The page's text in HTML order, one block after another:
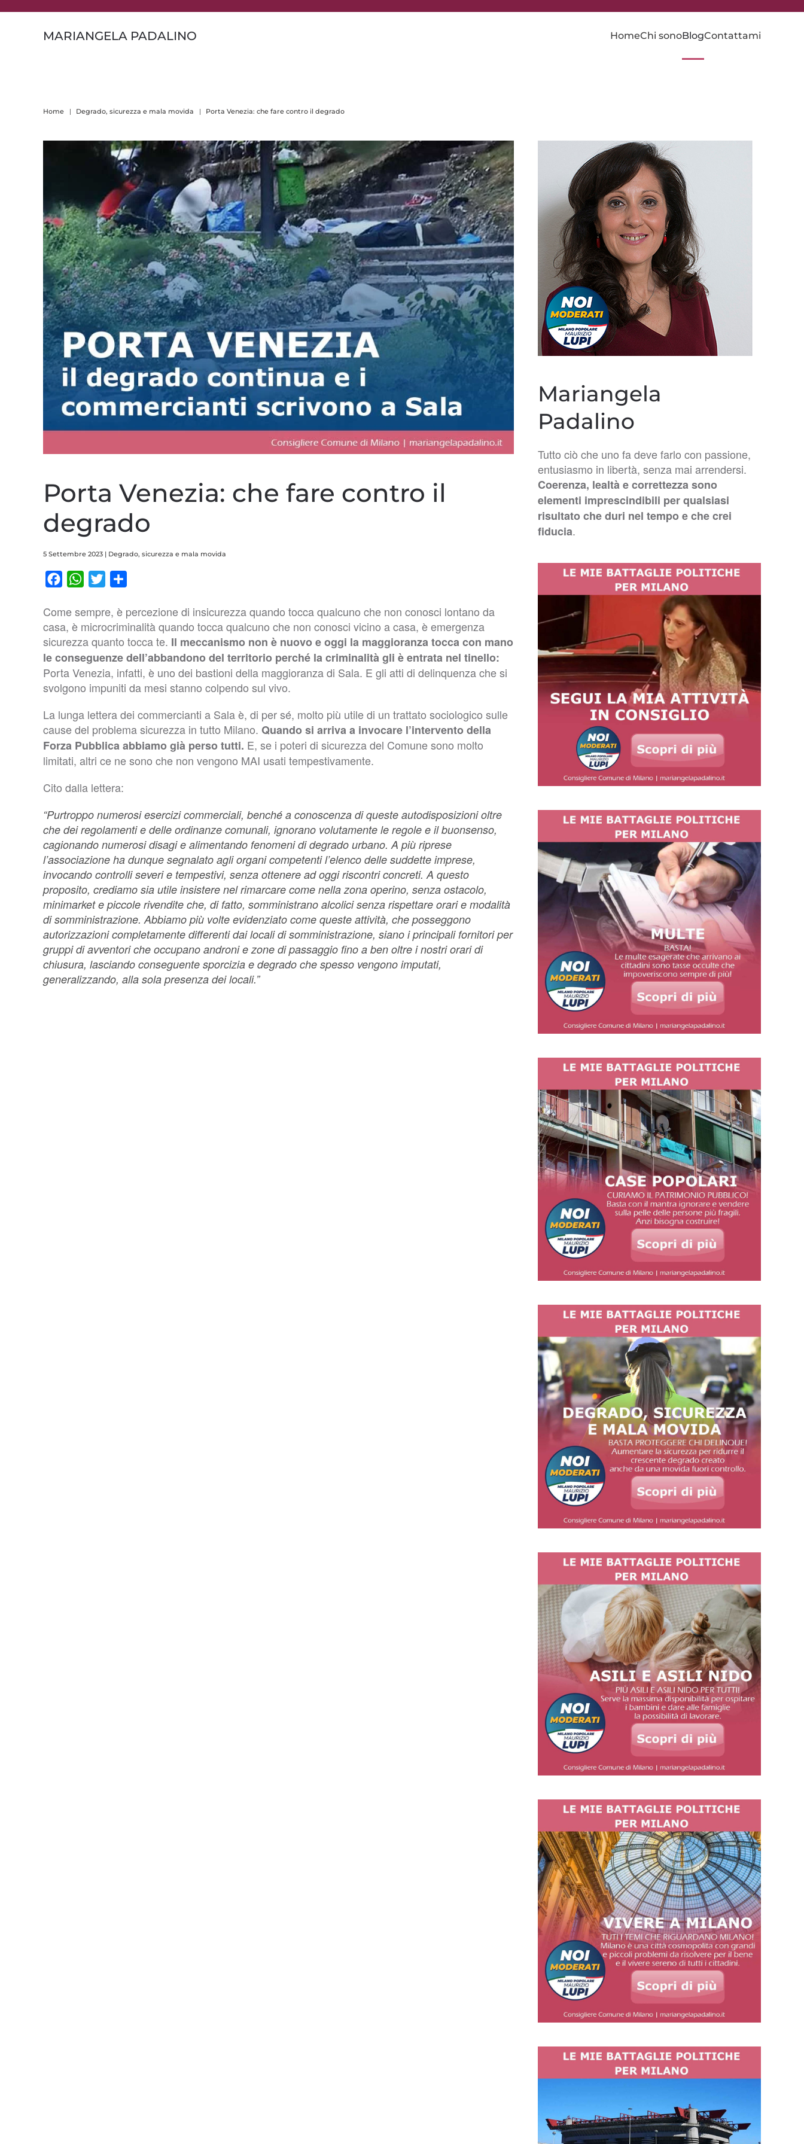
Skip to main content
MARIANGELA PADALINO HomeChi sonoBlogContattami
Home Degrado, sicurezza e mala movida Porta Venezia: che fare contro il degrado
Porta Venezia: che fare contro il
degrado
5 Settembre 2023 | Degrado, sicurezza e mala movida
FacebookWhatsApp
Twitter
Come sempre, è percezione di insicurezza quando tocca qualcuno che non conosci lontano da
casa, è microcriminalità quando tocca qualcuno che non conosci vicino a casa, è emergenza
sicurezza quanto tocca te. Il meccanismo non è nuovo e oggi la maggioranza tocca con mano
le conseguenze dell’abbandono del territorio perché la criminalità gli è entrata nel tinello:
Porta Venezia, infatti, è uno dei bastioni della maggioranza di Sala. E gli atti di delinquenza che si
svolgono impuniti da mesi stanno colpendo sul vivo.
La lunga lettera dei commercianti a Sala è, di per sé, molto più utile di un trattato sociologico sulle
cause del problema sicurezza in tutto Milano. Quando si arriva a invocare l’intervento della
Forza Pubblica abbiamo già perso tutti. E, se i poteri di sicurezza del Comune sono molto
limitati, altri ce ne sono che non vengono MAI usati tempestivamente.
Cito dalla lettera:
“Purtroppo numerosi esercizi commerciali, benché a conoscenza di queste autodisposizioni oltre
che dei regolamenti e delle ordinanze comunali, ignorano volutamente le regole e il buonsenso,
cagionando numerosi disagi e alimentando fenomeni di degrado urbano. A più riprese
l’associazione ha dunque segnalato agli organi competenti l’elenco delle suddette imprese,
invocando controlli severi e tempestivi, senza ottenere ad oggi riscontri concreti. A questo
proposito, crediamo sia utile insistere nel rimarcare come nella zona operino, senza ostacolo,
minimarket e piccole rivendite che, di fatto, somministrano alcolici senza rispettare orari e modalità
di somministrazione. Abbiamo più volte evidenziato come queste attività, che posseggono
autorizzazioni completamente differenti dai locali di somministrazione, siano i principali fornitori per
gruppi di avventori che occupano androni e zone di passaggio fino a ben oltre i nostri orari di
chiusura, lasciando conseguente sporcizia e degrado che spesso vengono imputati,
generalizzando, alla sola presenza dei locali.”
Mariangela
Padalino
Tutto ciò che uno fa deve farlo con passione,
entusiasmo in libertà, senza mai arrendersi.
Coerenza, lealtà e correttezza sono
elementi imprescindibili per qualsiasi
risultato che duri nel tempo e che crei
fiducia.